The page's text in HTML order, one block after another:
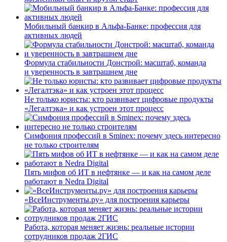
Мобильный банкир в Альфа-Банке: профессия для
активных людей
Формула стабильности Донстрой: масштаб, команда
и уверенность в завтрашнем дне
Не только юристы: кто развивает цифровые продукты
«Легалтэка» и как устроен этот процесс
Симфония профессий в Sminex: почему здесь интересно
не только строителям
Пять мифов об ИТ в нефтянке — и как на самом деле
работают в Nedra Digital
«ВсеИнструменты.ру» для построения карьеры
Работа, которая меняет жизнь: реальные истории
сотрудников продаж 2ГИС